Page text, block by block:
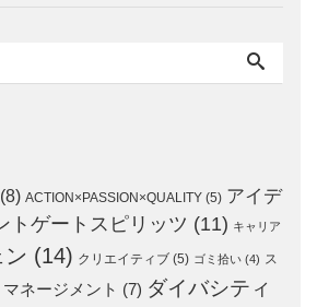
(8) ACTION×PASSION×QUALITY (5) アイデ
トゲートスピリッツ (11) キャリア
ン (14) クリエイティブ (5) ゴミ拾い (4) ス
ネージメント (7) ダイバシティ